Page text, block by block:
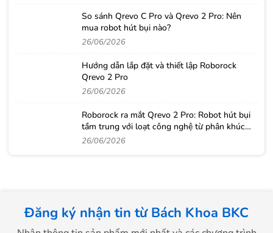
So sánh Qrevo C Pro và Qrevo 2 Pro: Nên
mua robot hút bụi nào?
26/06/2026
Hướng dẫn lắp đặt và thiết lập Roborock
Qrevo 2 Pro
26/06/2026
Roborock ra mắt Qrevo 2 Pro: Robot hút bụi
tầm trung với loạt công nghệ từ phân khúc
cao cấp
26/06/2026
Đăng ký nhận tin từ Bách Khoa BKC